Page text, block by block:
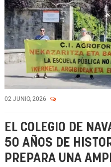
02 JUNIO, 2026
EL COLEGIO DE
50 AÑOS DE
PREPARA UNA